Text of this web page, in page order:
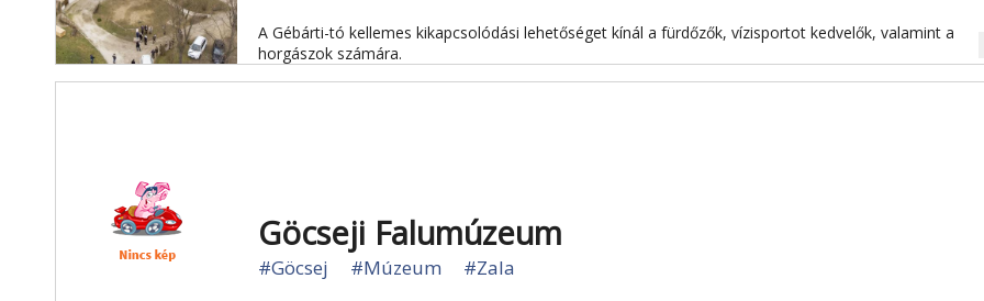
A Gébárti-tó kellemes kikapcsolódási lehetőséget kínál a fürdőzők, vízisportot kedvelők, valamint a
horgászok számára.
Göcseji Falumúzeum
#Göcsej #Múzeum #Zala